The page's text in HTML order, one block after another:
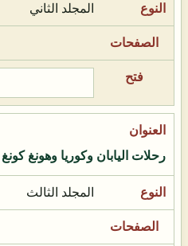
المجلد الثاني
رحلات اليابان وكوريا وهونغ كونغ
المجلد الثالث